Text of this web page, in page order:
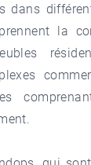
dans
la